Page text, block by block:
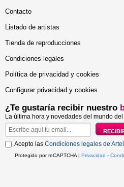
Contacto
Listado de artistas
Tienda de reproducciones
Condiciones legales
Política de privacidad y cookies
Configurar privacidad y cookies
¿Te gustaría recibir nuestro
La última hora y novedades del mundo
Acepto las Condiciones legales de
Protegido por reCAPTCHA | Privacidad -